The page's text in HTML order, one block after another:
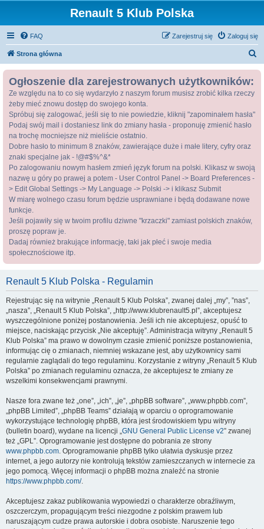
Renault 5 Klub Polska
FAQ Zaloguj się
Zarejestruj się
Strona główna
Ogłoszenie dla zarejestrowanych użytkowników:
Ze względu na to co się wydarzyło z naszym forum musisz zrobić kilka rzeczy
żeby mieć znowu dostęp do swojego konta.
Spróbuj się zalogować, jeśli się to nie powiedzie, kliknij "zapominałem hasła"
Podaj swój mail i dostaniesz link do zmiany hasła - proponuję zmienić hasło
na trochę mocniejsze niż mieliście ostatnio.
Dobre hasło to minimum 8 znaków, zawierające duże i małe litery, cyfry oraz
znaki specjalne jak - !@#$%^&*
Po zalogowaniu nowym hasłem zmień język forum na polski. Klikasz w swoją
nazwę u góry po prawej a potem - User Control Panel -> Board Preferences -
> Edit Global Settings -> My Language -> Polski -> i klikasz Submit
W miarę wolnego czasu forum będzie usprawniane i będą dodawane nowe
funkcje.
Jeśli pojawiły się w twoim profilu dziwne "krzaczki" zamiast polskich znaków,
proszę popraw je.
Dadaj również brakujące informację, taki jak płeć i swoje media
społecznościowe itp.
Renault 5 Klub Polska - Regulamin
Rejestrując się na witrynie „Renault 5 Klub Polska”, zwanej dalej „my”, ”nas”,
„nasza”, „Renault 5 Klub Polska”, „http://www.klubrenault5.pl”, akceptujesz
wyszczególnione poniżej postanowienia. Jeśli ich nie akceptujesz, opuść to
miejsce, naciskając przycisk „Nie akceptuję”. Administracja witryny „Renault 5
Klub Polska” ma prawo w dowolnym czasie zmienić poniższe postanowienia,
informując cię o zmianach, niemniej wskazane jest, aby użytkownicy sami
regularnie zaglądali do tego regulaminu. Korzystanie z witryny „Renault 5 Klub
Polska” po zmianach regulaminu oznacza, że akceptujesz te zmiany ze
wszelkimi konsekwencjami prawnymi.
Nasze fora zwane też „one”, „ich”, „je”, „phpBB software”, „www.phpbb.com”,
„phpBB Limited”, „phpBB Teams” działają w oparciu o oprogramowanie
wykorzystujące technologię phpBB, która jest środowiskiem typu witryny
(bulletin board), wydane na licencji „GNU General Public License v2” zwanej
też „GPL”. Oprogramowanie jest dostępne do pobrania ze strony
www.phpbb.com. Oprogramowanie phpBB tylko ułatwia dyskusje przez
internet, a jego autorzy nie kontrolują tekstów zamieszczanych w internecie za
jego pomocą. Więcej informacji o phpBB można znaleźć na stronie
https://www.phpbb.com/.
Akceptujesz zakaz publikowania wypowiedzi o charakterze obraźliwym,
oszczerczym, propagującym treści niezgodne z polskim prawem lub
naruszającym cudze prawa autorskie i dobra osobiste. Naruszenie tego